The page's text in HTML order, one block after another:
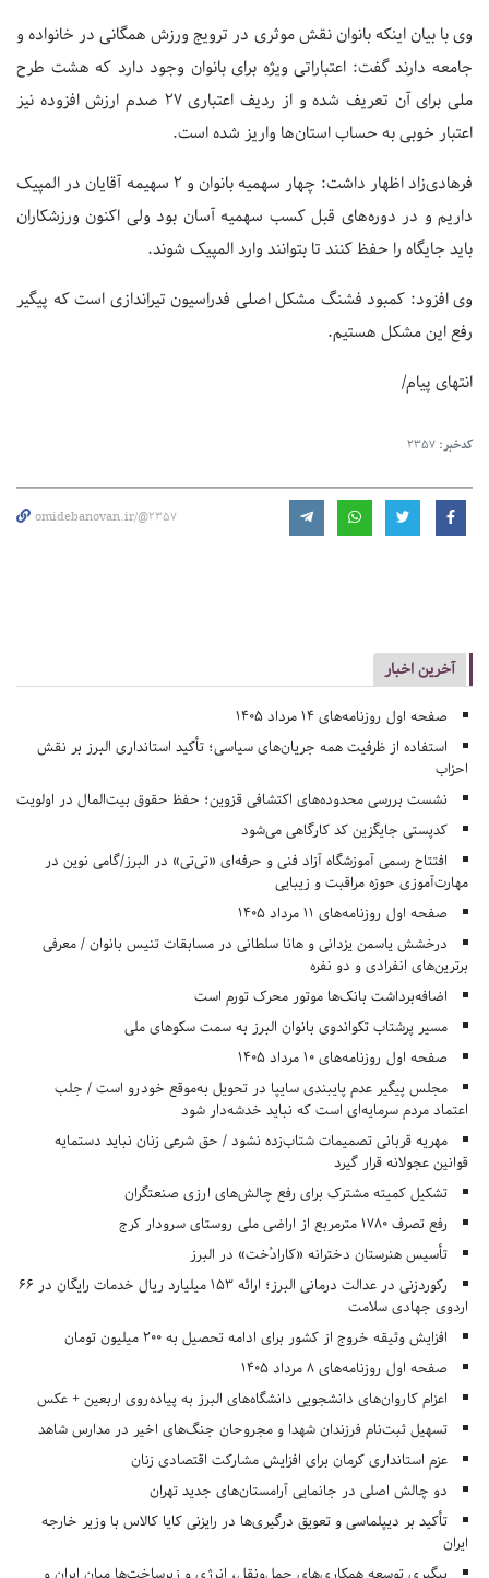
وی با بیان اینکه بانوان نقش موثری در ترویج ورزش همگانی در خانواده و
جامعه دارند گفت: اعتباراتی ویژه برای بانوان وجود دارد که هشت طرح
ملی برای آن تعریف شده و از ردیف اعتباری ۲۷ صدم ارزش افزوده نیز
اعتبار خوبی به حساب استان‌ها واریز شده است.
فرهادی‌زاد اظهار داشت: چهار سهمیه بانوان و ۲ سهیمه آقایان در المپیک
داریم و در دوره‌های قبل کسب سهمیه آسان بود ولی اکنون ورزشکاران
باید جایگاه را حفظ کنند تا بتوانند وارد المپیک شوند.
وی افزود: کمبود فشنگ مشکل اصلی فدراسیون تیراندازی است که پیگیر
رفع این مشکل هستیم.
انتهای پیام/
کدخبر: 2357
omidebanovan.ir/@2357
آخرین اخبار
صفحه اول روزنامه‌های 14 مرداد 1405
استفاده از ظرفیت همه جریان‌های سیاسی؛ تأکید استانداری البرز بر نقش
احزاب
نشست بررسی محدوده‌های اکتشافی قزوین؛ حفظ حقوق بیت‌المال در اولویت
کدپستی جایگزین کد کارگاهی می‌شود
افتتاح رسمی آموزشگاه آزاد فنی و حرفه‌ای «تی‌تی» در البرز/گامی نوین در
مهارت‌آموزی حوزه مراقبت و زیبایی
صفحه اول روزنامه‌های 11 مرداد 1405
درخشش یاسمن یزدانی و هانا سلطانی در مسابقات تنیس بانوان / معرفی
برترین‌های انفرادی و دو نفره
اضافه‌برداشت بانک‌ها موتور محرک تورم است
مسیر پرشتاب تکواندوی بانوان البرز به سمت سکوهای ملی
صفحه اول روزنامه‌های 10 مرداد 1405
مجلس پیگیر عدم پایبندی سایپا در تحویل به‌موقع خودرو است / جلب
اعتماد مردم سرمایه‌ای است که نباید خدشه‌دار شود
مهریه قربانی تصمیمات شتاب‌زده نشود / حق شرعی زنان نباید دستمایه
قوانین عجولانه قرار گیرد
تشکیل کمیته مشترک برای رفع چالش‌های ارزی صنعتگران
رفع تصرف ۱۷۸۰ مترمربع از اراضی ملی روستای سرودار کرج
تأسیس هنرستان دخترانه «کارادُخت» در البرز
رکوردزنی در عدالت درمانی البرز؛ ارائه ۱۵۳ میلیارد ریال خدمات رایگان در ۶۶
اردوی جهادی سلامت
افزایش وثیقه خروج از کشور برای ادامه تحصیل به ۲۰۰ میلیون تومان
صفحه اول روزنامه‌های 8 مرداد 1405
اعزام کاروان‌های دانشجویی دانشگاه‌های البرز به پیاده‌روی اربعین + عکس
تسهیل ثبت‌نام فرزندان شهدا و مجروحان جنگ‌های اخیر در مدارس شاهد
عزم استانداری کرمان برای افزایش مشارکت اقتصادی زنان
دو چالش اصلی در جانمایی آرامستان‌های جدید تهران
تأکید بر دیپلماسی و تعویق درگیری‌ها در رایزنی کایا کالاس با وزیر خارجه
ایران